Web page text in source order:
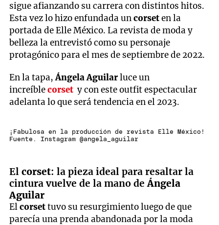
sigue afianzando su carrera con distintos hitos.
Esta vez lo hizo enfundada uncorseten la
portada de Elle México. La revista de moda y
belleza la entrevistó como su personaje
protagónico para el mes de septiembre de 2022.
En la tapa,Ángela Aguilarluce un
increíblecorset y con este outfit espectacular
adelanta lo que será tendencia en el 2023.
¡Fabulosa en la producción de revista Elle México!
Fuente. Instagram @angela_aguilar
El corset: la pieza ideal para resaltar la
cintura vuelve de la mano deÁngela
Aguilar
Elcorsettuvo su resurgimiento luego de que
parecía una prenda abandonada por la moda